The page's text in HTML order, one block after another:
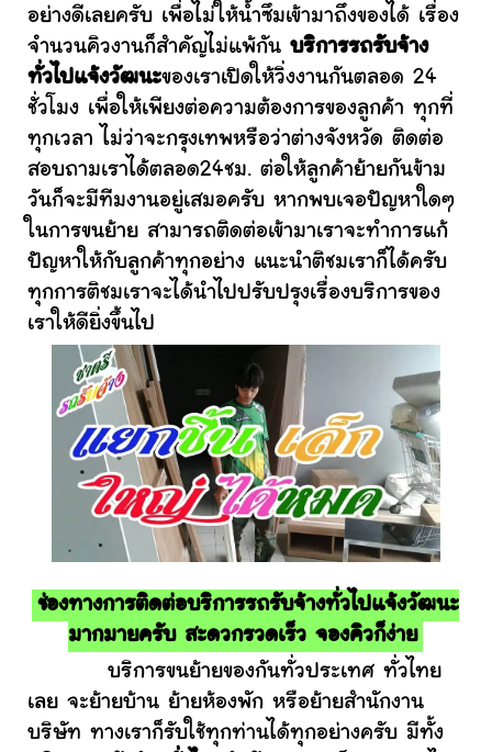
อย่างดีเลยครับ เพื่อไม่ให้น้ำซึมเข้ามาถึงของได้ เรื่อง
จำนวนคิวงานก็สำคัญไม่แพ้กันบริการรถรับจ้าง
ทั่วไปแจ้งวัฒนะของเราเปิดให้วิ่งงานกันตลอด 24
ชั่วโมง เพื่อให้เพียงต่อความต้องการของลูกค้า ทุกที่
ทุกเวลา ไม่ว่าจะกรุงเทพหรือว่าต่างจังหวัด ติดต่อ
สอบถามเราได้ตลอด24ชม. ต่อให้ลูกค้าย้ายกันข้าม
วันก็จะมีทีมงานอยู่เสมอครับ หากพบเจอปัญหาใดๆ
ในการขนย้าย สามารถติดต่อเข้ามาเราจะทำการแก้
ปัญหาให้กับลูกค้าทุกอย่าง แนะนำติชมเราก็ได้ครับ
ทุกการติชมเราจะได้นำไปปรับปรุงเรื่องบริการของ
เราให้ดียิ่งขึ้นไป
ช่องทางการติดต่อบริการรถรับจ้างทั่วไปแจ้งวัฒนะ
มากมายครับ สะดวกรวดเร็ว จองคิวก็ง่าย
บริการขนย้ายของกันทั่วประเทศ ทั่วไทย
เลย จะย้ายบ้าน ย้ายห้องพัก หรือย้ายสำนักงาน
บริษัท ทางเราก็รับใช้ทุกท่านได้ทุกอย่างครับ มีทั้ง